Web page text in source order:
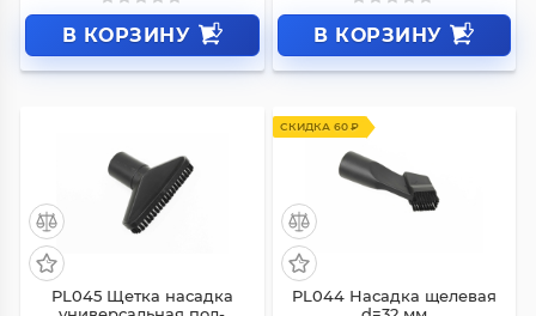
В КОРЗИНУ В КОРЗИНУ
PL045 Щетка насадка
СКИДКА 60 ₽
PL044 Насадка щелевая